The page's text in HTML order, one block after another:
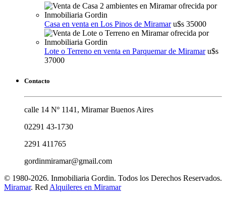
Casa en venta en Los Pinos de Miramar u$s 35000
Lote o Terreno en venta en Parquemar de Miramar u$s
37000
Contacto
calle 14 Nº 1141, Miramar Buenos Aires
02291 43-1730
2291 411765
gordinmiramar@gmail.com
© 1980-2026. Inmobiliaria Gordin. Todos los Derechos Reservados.
Miramar. Red Alquileres en Miramar